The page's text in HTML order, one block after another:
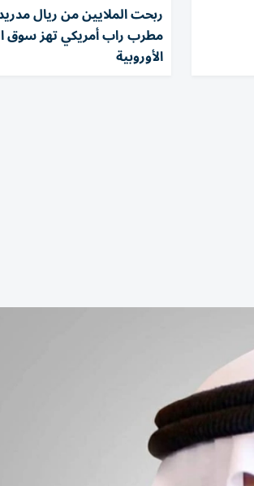
ربحت الملايين من ريال
مطرب راب أمريكي تهز سوق
الأوروبية